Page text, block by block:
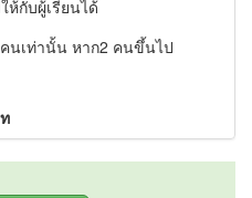
กับผู้เรียนได้
นเท่านั้น หาก2 คนขึ้นไป